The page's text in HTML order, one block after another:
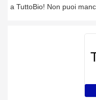
a TuttoBio! Non puoi